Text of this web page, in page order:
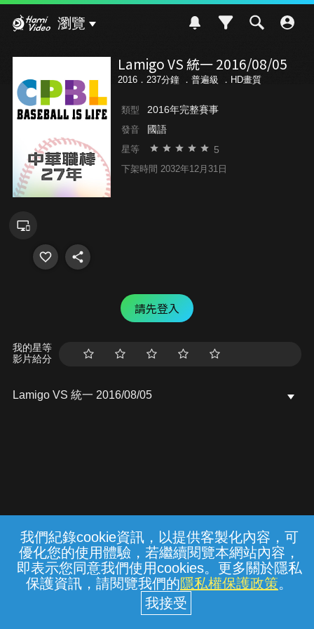
我們紀錄cookie資訊，以提供客製化內容，可
優化您的使用體驗，若繼續閱覽本網站內容，
即表示您同意我們使用cookies。更多關於隱私
保護資訊，請閱覽我們的隱私權保護政策。
瀏覽
Lamigo VS 統一 2016/08/05
2016．237分鐘 ． 普遍級 ．HD畫質
類型 2016年完整賽事
發音 國語
星等 5
下架時間 2032年12月31日
請先登入
我的星等
影片給分
Lamigo VS 統一 2016/08/05
常見問題 線上客服 服務條款 隱私權保護
中華電信股份有限公司個人家庭分公司
(統一編號：96979949) © 2026
{{notifyMsg}}